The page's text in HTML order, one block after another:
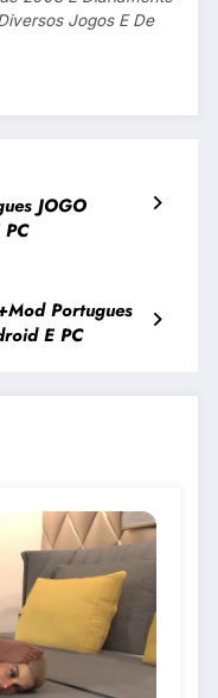
Jogos E De
JOGO
Portugues
E PC